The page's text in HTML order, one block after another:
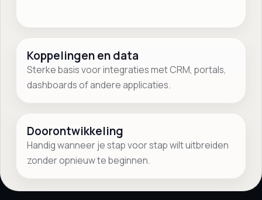
Koppelingen en data
Sterke basis voor integraties met CRM, portals,
dashboards of andere applicaties.
Doorontwikkeling
Handig wanneer je stap voor stap wilt uitbreiden
zonder opnieuw te beginnen.